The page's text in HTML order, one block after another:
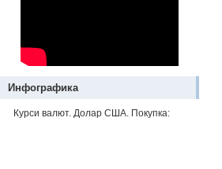
Инфографика
Курси валют. Долар США. Покупка: